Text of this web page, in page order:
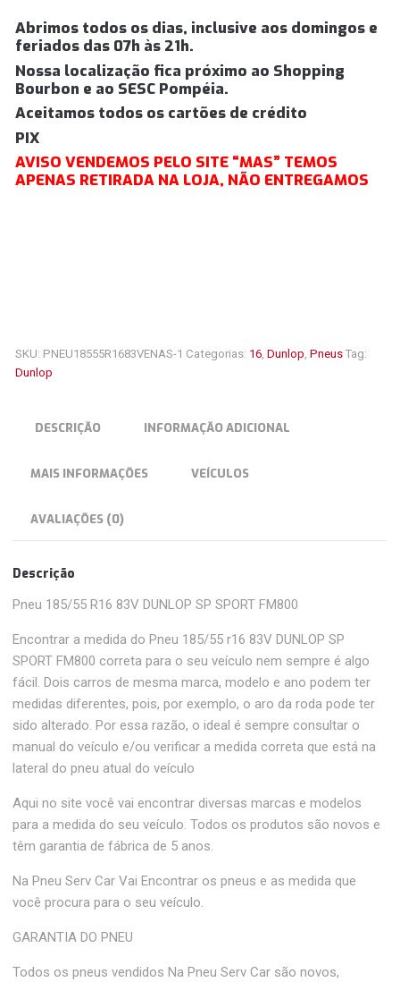
Abrimos todos os dias, inclusive aos domingos e
feriados das 07h às 21h.
Nossa localização fica próximo ao Shopping
Bourbon e ao SESC Pompéia.
Aceitamos todos os cartões de crédito
PIX
AVISO VENDEMOS PELO SITE “MAS” TEMOS
APENAS RETIRADA NA LOJA, NÃO ENTREGAMOS
SKU: PNEU18555R1683VENAS-1 Categorias: 16, Dunlop Pneus Tag:
Dunlop
DESCRIÇÃO INFORMAÇÃO ADICIONAL
MAIS INFORMAÇÕES VEÍCULOS
AVALIAÇÕES (0)
Descrição
Pneu 185/55 R16 83V DUNLOP SP SPORT FM800
Encontrar a medida do Pneu 185/55 r16 83V DUNLOP SP
SPORT FM800 correta para o seu veículo nem sempre é algo
fácil. Dois carros de mesma marca, modelo e ano podem ter
medidas diferentes, pois, por exemplo, o aro da roda pode ter
sido alterado. Por essa razão, o ideal é sempre consultar o
manual do veículo e/ou verificar a medida correta que está na
lateral do pneu atual do veículo
Aqui no site você vai encontrar diversas marcas e modelos
para a medida do seu veículo. Todos os produtos são novos e
têm garantia de fábrica de 5 anos.
Na Pneu Serv Car Vai Encontrar os pneus e as medida que
você procura para o seu veículo.
GARANTIA DO PNEU
Todos os pneus vendidos Na Pneu Serv Car são novos,